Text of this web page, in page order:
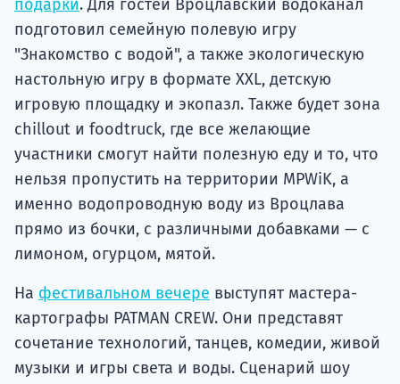
подарки. Для гостей Вроцлавский водоканал
подготовил семейную полевую игру
"Знакомство с водой", а также экологическую
настольную игру в формате XXL, детскую
игровую площадку и экопазл. Также будет зона
chillout и foodtruck, где все желающие
участники смогут найти полезную еду и то, что
нельзя пропустить на территории MPWiK, а
именно водопроводную воду из Вроцлава
прямо из бочки, с различными добавками — с
лимоном, огурцом, мятой.
На фестивальном вечере выступят мастера-
картографы PATMAN CREW. Они представят
сочетание технологий, танцев, комедии, живой
музыки и игры света и воды. Сценарий шоу